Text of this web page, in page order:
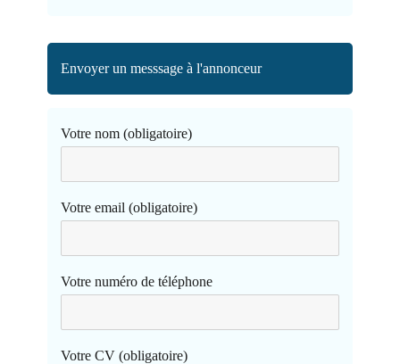
Envoyer un messsage à l'annonceur
Votre nom (obligatoire)
Votre email (obligatoire)
Votre numéro de téléphone
Votre CV (obligatoire)